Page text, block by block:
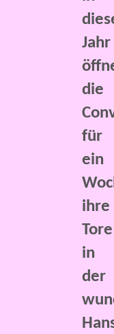
Jahr
die
für
ein
ihre
Tore
in
der